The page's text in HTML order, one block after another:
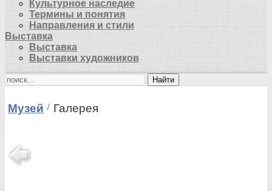
Культурное наследие
Термины и понятия
Направления и стили
Выставка
Выставка
Выставки художников
Найти
Музей Галерея